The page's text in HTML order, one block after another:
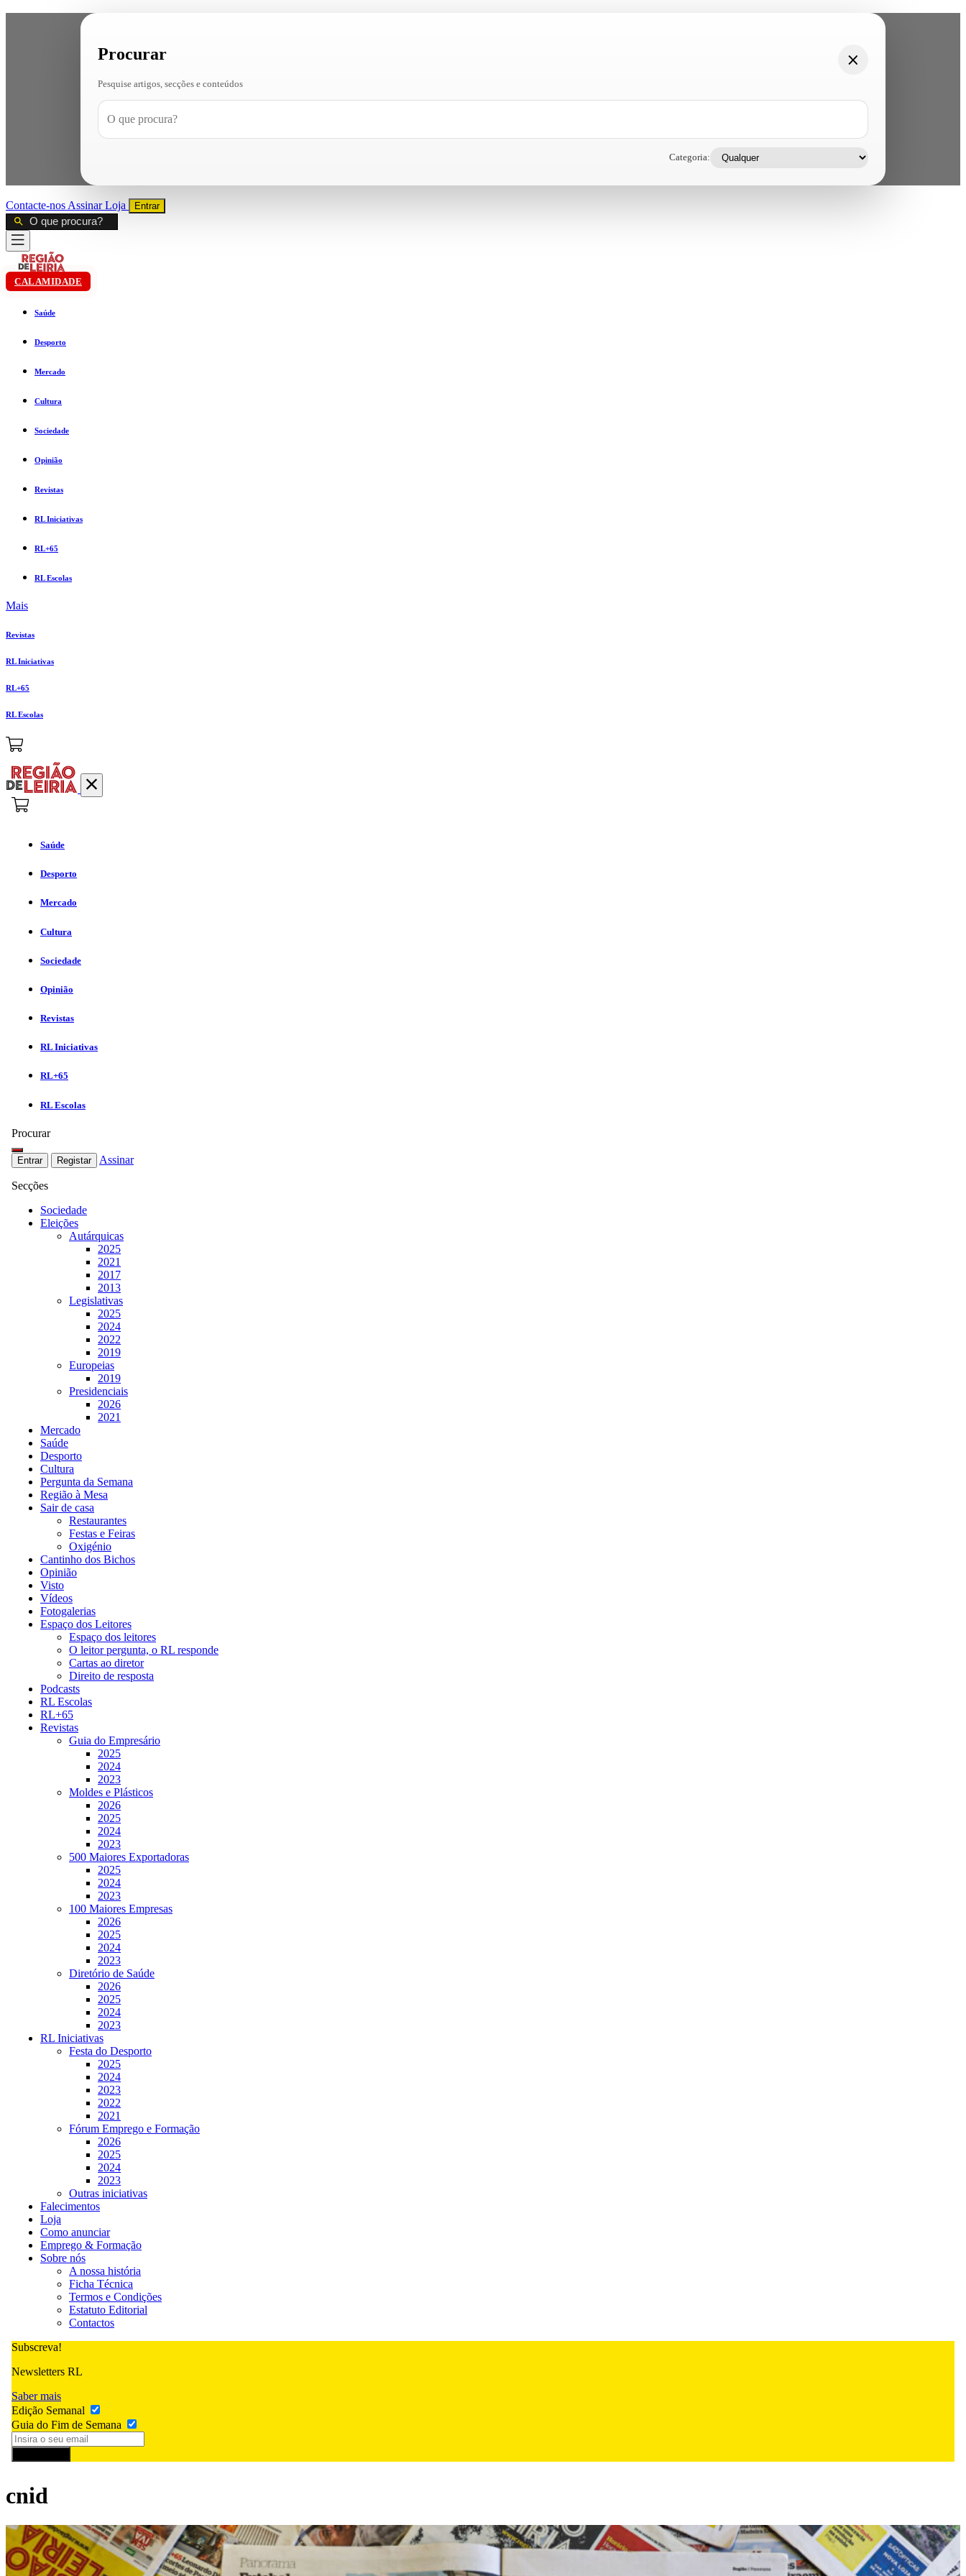
Procurar
Pesquise artigos, secções e conteúdos
Categoria:
Contacte-nos AssinarLoja Entrar
CALAMIDADE
Saúde
Desporto
Mercado
Cultura
Sociedade
Opinião
Revistas
RL Iniciativas
RL+65
RL Escolas
Mais
Revistas
RL Iniciativas
RL+65
RL Escolas
Saúde
Desporto
Mercado
Cultura
Sociedade
Opinião
Revistas
RL Iniciativas
RL+65
RL Escolas
Procurar
Entrar Registar Assinar
Secções
Sociedade
Eleições
Autárquicas
2025
2021
2017
2013
Legislativas
2025
2024
2022
2019
Europeias
2019
Presidenciais
2026
2021
Mercado
Saúde
Desporto
Cultura
Pergunta da Semana
Região à Mesa
Sair de casa
Restaurantes
Festas e Feiras
Oxigénio
Cantinho dos Bichos
Opinião
Visto
Vídeos
Fotogalerias
Espaço dos Leitores
Espaço dos leitores
O leitor pergunta, o RL responde
Cartas ao diretor
Direito de resposta
Podcasts
RL Escolas
RL+65
Revistas
Guia do Empresário
2025
2024
2023
Moldes e Plásticos
2026
2025
2024
2023
500 Maiores Exportadoras
2025
2024
2023
100 Maiores Empresas
2026
2025
2024
2023
Diretório de Saúde
2026
2025
2024
2023
RL Iniciativas
Festa do Desporto
2025
2024
2023
2022
2021
Fórum Emprego e Formação
2026
2025
2024
2023
Outras iniciativas
Falecimentos
Loja
Como anunciar
Emprego & Formação
Sobre nós
A nossa história
Ficha Técnica
Termos e Condições
Estatuto Editorial
Contactos
Subscreva!
Newsletters RL
Saber mais
Edição Semanal
Guia do Fim de Semana
cnid